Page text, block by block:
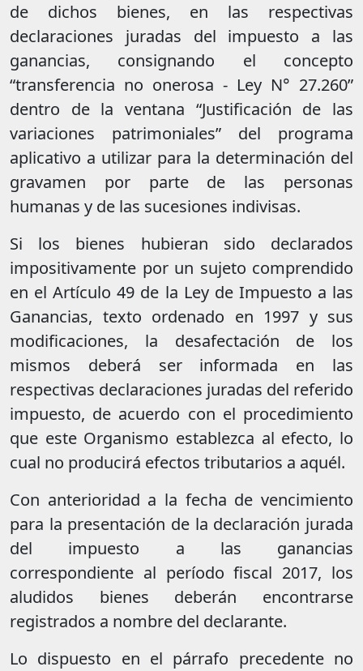
de dichos bienes, en las respectivas
declaraciones juradas del impuesto a las
ganancias, consignando el concepto
“transferencia no onerosa - Ley N° 27.260”
dentro de la ventana “Justificación de las
variaciones patrimoniales” del programa
aplicativo a utilizar para la determinación del
gravamen por parte de las personas
humanas y de las sucesiones indivisas.
Si los bienes hubieran sido declarados
impositivamente por un sujeto comprendido
en el Artículo 49 de la Ley de Impuesto a las
Ganancias, texto ordenado en 1997 y sus
modificaciones, la desafectación de los
mismos deberá ser informada en las
respectivas declaraciones juradas del referido
impuesto, de acuerdo con el procedimiento
que este Organismo establezca al efecto, lo
cual no producirá efectos tributarios a aquél.
Con anterioridad a la fecha de vencimiento
para la presentación de la declaración jurada
del impuesto a las ganancias
correspondiente al período fiscal 2017, los
aludidos bienes deberán encontrarse
registrados a nombre del declarante.
Lo dispuesto en el párrafo precedente no